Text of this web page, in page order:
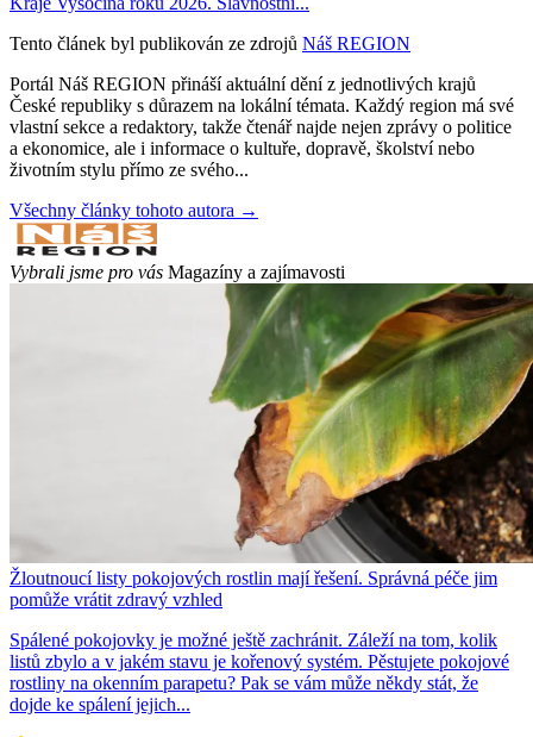
Tento článek byl publikován ze zdrojů Náš REGION
Portál Náš REGION přináší aktuální dění z jednotlivých krajů
České republiky s důrazem na lokální témata. Každý region má své
vlastní sekce a redaktory, takže čtenář najde nejen zprávy o politice
a ekonomice, ale i informace o kultuře, dopravě, školství nebo
životním stylu přímo ze svého...
Všechny články tohoto autora →
Vybrali jsme pro vás Magazíny a zajímavosti
Žloutnoucí listy pokojových rostlin mají řešení. Správná péče jim
pomůže vrátit zdravý vzhled
Spálené pokojovky je možné ještě zachránit. Záleží na tom, kolik
listů zbylo a v jakém stavu je kořenový systém. Pěstujete pokojové
rostliny na okenním parapetu? Pak se vám může někdy stát, že
dojde ke spálení jejich...